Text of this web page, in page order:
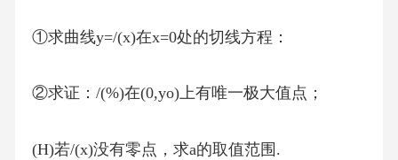
①求曲线y=/(x)在x=0处的切线方程：
②求证：/(%)在(0,yo)上有唯一极大值点；
(H)若/(x)没有零点，求a的取值范围.